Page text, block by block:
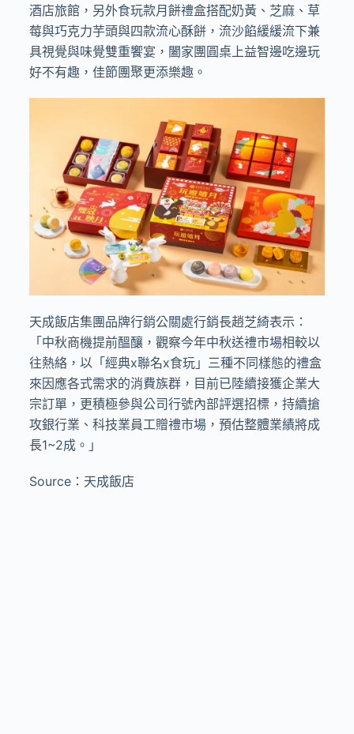
酒店旅館，另外食玩款月餅禮盒搭配奶黃、芝麻、草
莓與巧克力芋頭與四款流心酥餅，流沙餡緩緩流下兼
具視覺與味覺雙重饗宴，闔家團圓桌上益智邊吃邊玩
好不有趣，佳節團聚更添樂趣。
天成飯店集團品牌行銷公關處行銷長趙芝綺表示：
「中秋商機提前醞釀，觀察今年中秋送禮市場相較以
往熱絡，以「經典x聯名x食玩」三種不同樣態的禮盒
來因應各式需求的消費族群，目前已陸續接獲企業大
宗訂單，更積極參與公司行號內部評選招標，持續搶
攻銀行業、科技業員工贈禮市場，預估整體業績將成
長1~2成。」
Source：天成飯店